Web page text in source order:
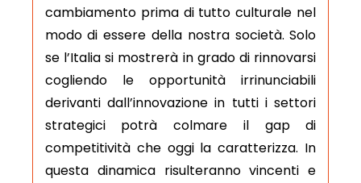
cambiamento prima di tutto culturale nel
modo di essere della nostra società. Solo
se l’Italia si mostrerà in grado di rinnovarsi
cogliendo le opportunità irrinunciabili
derivanti dall’innovazione in tutti i settori
strategici potrà colmare il gap di
competitività che oggi la caratterizza. In
questa dinamica risulteranno vincenti e